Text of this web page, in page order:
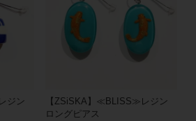
ジン
【ZSiSKA】≪BLISS≫レジン
ロングピアス